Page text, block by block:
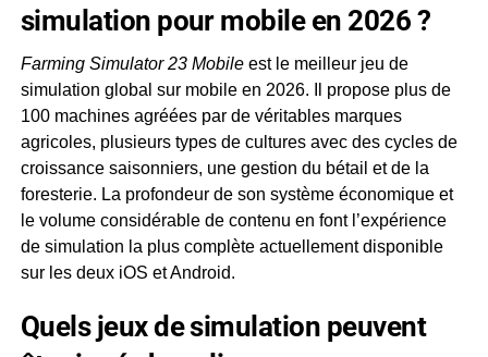
simulation pour mobile en 2026 ?
Farming Simulator 23 Mobileest le meilleur jeu de
simulation global sur mobile en 2026. Il propose plus de
100 machines agréées par de véritables marques
agricoles, plusieurs types de cultures avec des cycles de
croissance saisonniers, une gestion du bétail et de la
foresterie. La profondeur de son système économique et
le volume considérable de contenu en font l’expérience
de simulation la plus complète actuellement disponible
sur les deux iOS et Android.
Quels jeux de simulation peuvent